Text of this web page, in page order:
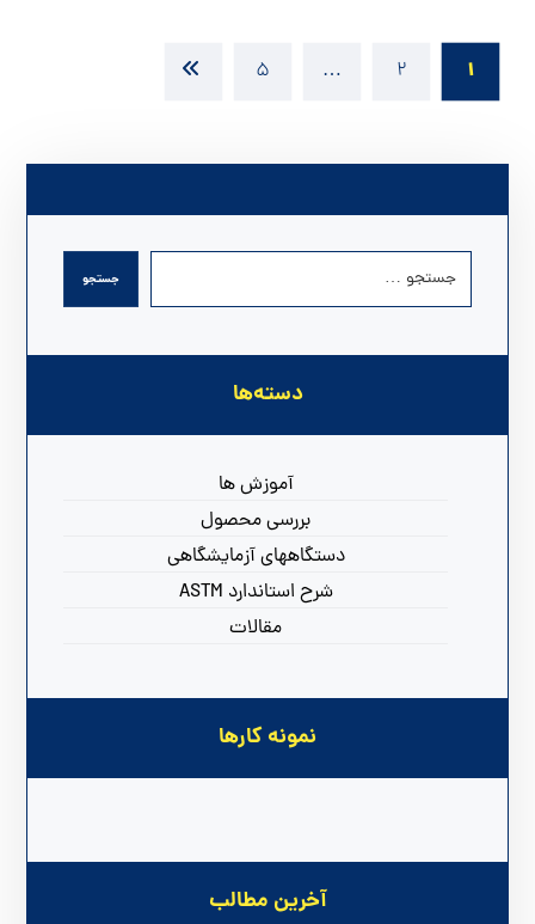
1
2
…
5
دسته‌ها
آموزش ها
بررسی محصول
دستگاههای آزمایشگاهی
شرح استاندارد ASTM
مقالات
نمونه کارها
آخرین مطالب